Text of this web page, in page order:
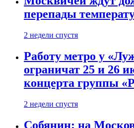
перепады
2 недели спустя
Работу метро у
ограничат 25 и 26
концерта группы
2 недели спустя
Собянин: на